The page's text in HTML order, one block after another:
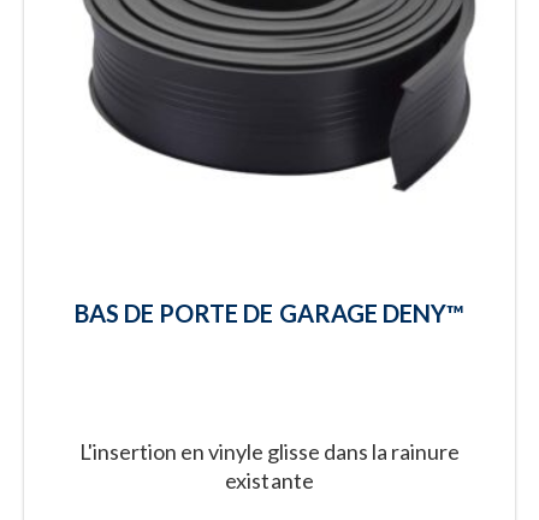
BAS DE PORTE DE GARAGE DENY™
L'insertion en vinyle glisse dans la rainure
existante